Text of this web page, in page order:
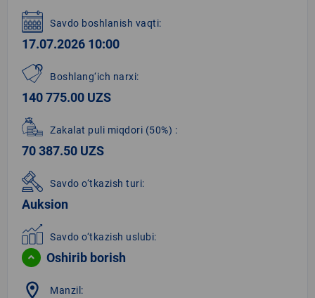
Savdo boshlanish vaqti:
17.07.2026 10:00
Boshlang‘ich narxi:
140 775.00 UZS
Zakalat puli miqdori (50%) :
70 387.50 UZS
Savdo o‘tkazish turi:
Auksion
Savdo o‘tkazish uslubi:
Oshirib borish
location_on Manzil: